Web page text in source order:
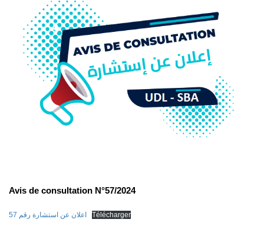
Avis de consultation N°57/2024
اعلان عن استشارة رقم 57 Télécharger